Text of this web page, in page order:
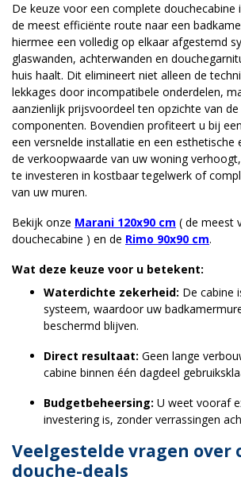
De keuze voor een complete douchecabine
de meest efficiënte route naar een
hiermee een volledig op elkaar afgestemd
glaswanden, achterwanden en
huis haalt. Dit elimineert niet alleen de
lekkages door incompatibele onderdelen,
aanzienlijk prijsvoordeel ten opzichte van
componenten. Bovendien profiteert u bij
een versnelde installatie en een esthetische
de verkoopwaarde van uw woning
te investeren in kostbaar tegelwerk of
van uw muren.
Bekijk onze Marani 120x90 cm ( de meest
douchecabine ) en de Rimo 90x90 cm.
Wat deze keuze voor u betekent:
Waterdichte zekerheid: De cabine
systeem, waardoor uw
beschermd blijven.
Direct resultaat: Geen lange
cabine binnen één dagdeel
Budgetbeheersing: U weet vooraf
investering is, zonder verrassingen
Veelgestelde vragen over
douche-deals